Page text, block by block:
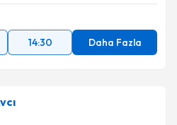
14:30 Daha Fazla